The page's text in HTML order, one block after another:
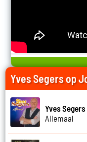
Yves Segers op
Yves Segers
Allemaal